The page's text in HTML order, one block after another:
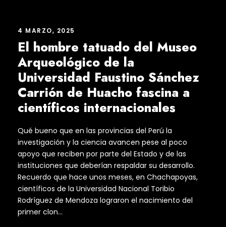
4 MARZO, 2025
El hombre tatuado del Museo
Arqueológico de la
Universidad Faustino Sánchez
Carrión de Huacho fascina a
científicos internacionales
Qué bueno que en las provincias del Perú la
investigación y la ciencia avancen pese al poco
apoyo que reciben por parte del Estado y de las
instituciones que deberían respaldar su desarrollo.
Recuerdo que hace unos meses, en Chachapoyas,
científicos de la Universidad Nacional Toribio
Rodríguez de Mendoza lograron el nacimiento del
primer clon...